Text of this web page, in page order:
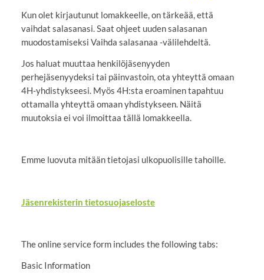
Kun olet kirjautunut lomakkeelle, on tärkeää, että
vaihdat salasanasi. Saat ohjeet uuden salasanan
muodostamiseksi Vaihda salasanaa -välilehdeltä.
Jos haluat muuttaa henkilöjäsenyyden
perhejäsenyydeksi tai päinvastoin, ota yhteyttä omaan
4H-yhdistykseesi. Myös 4H:sta eroaminen tapahtuu
ottamalla yhteyttä omaan yhdistykseen. Näitä
muutoksia ei voi ilmoittaa tällä lomakkeella.
Emme luovuta mitään tietojasi ulkopuolisille tahoille.
Jäsenrekisterin tietosuojaseloste
The online service form includes the following tabs:
Basic Information